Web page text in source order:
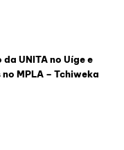
UNITA no Uíge e
MPLA – Tchiweka